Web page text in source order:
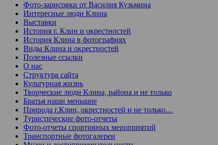
Фото-зарисовки от Василия Кузьмина
Интересные люди Клина
Выставки
История г. Клин и окрестностей
История Клина в фотографиях
Виды Клина и окрестностей
Полезные ссылки
О нас
Структура сайта
Культурная жизнь
Творческие люди Клина, района и не только
Братья наши меньшие
Природа г.Клин, окрестностей и не только…
Туристические фото-отчеты
Фото-отчеты спортивных мероприятий
Транспортные фотогалереи